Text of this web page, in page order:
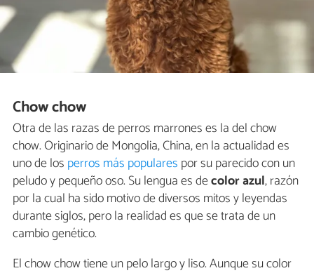
Chow chow
Otra de las razas de perros marrones es la del chow
chow. Originario de Mongolia, China, en la actualidad es
uno de los perros más populares por su parecido con un
peludo y pequeño oso. Su lengua es decolor azul, razón
por la cual ha sido motivo de diversos mitos y leyendas
durante siglos, pero la realidad es que se trata de un
cambio genético.
El chow chow tiene un pelo largo y liso. Aunque su color